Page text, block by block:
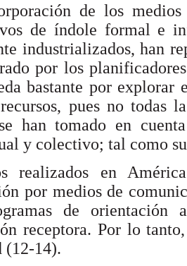
de los
de índole formal e
industrializados, han
por los
bastante por explorar
pues no todas
han tomado en
y colectivo; tal como
realizados en
por medios de
de orientación
receptora. Por lo
(12-14).